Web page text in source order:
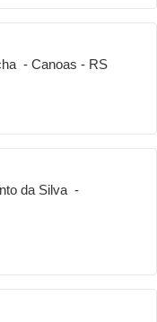
- Canoas - RS
da Silva -